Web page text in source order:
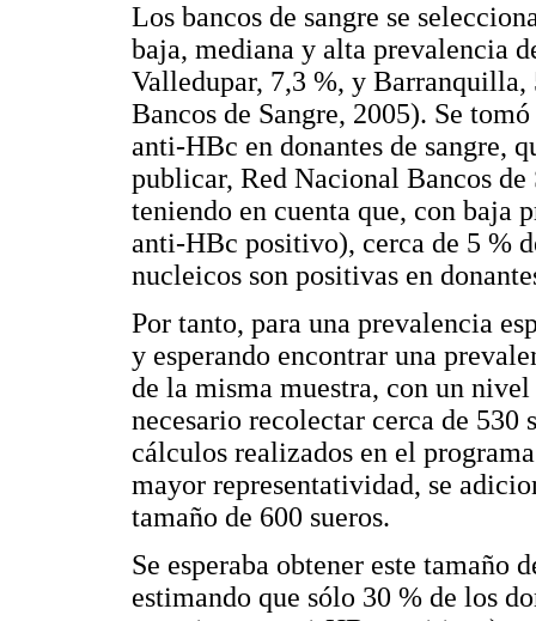
Los bancos de sangre se
baja, mediana y alta prevalencia
Valledupar, 7,3 %, y
Bancos de Sangre, 2005). Se
anti-HBc en donantes de sangre,
publicar, Red Nacional Bancos
teniendo en cuenta que, con baja
anti-HBc positivo), cerca de 5 %
nucleicos son positivas en
Por tanto, para una prevalencia
y esperando encontrar una
de la misma muestra, con un
necesario recolectar cerca de 530
cálculos realizados en el
mayor representatividad, se
tamaño de 600 sueros.
Se esperaba obtener este tamaño
estimando que sólo 30 % de los